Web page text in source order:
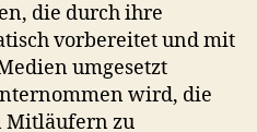
die durch ihre
vorbereitet und mit
umgesetzt
wird, die
Mitläufern zu